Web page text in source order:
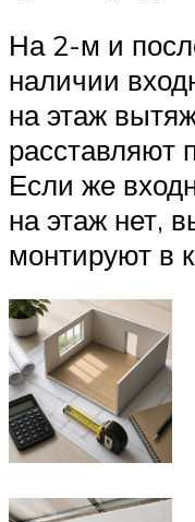
На 2-м и
наличии
на этаж
расставляют
Если же
на этаж нет,
монтируют в